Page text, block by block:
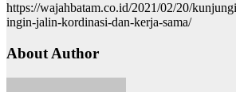
https://wajahbatam.co.id/2021/02/20/
ingin-jalin-kordinasi-dan-kerja-sama/
About Author